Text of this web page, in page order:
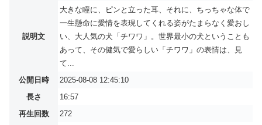
説明文
大きな瞳に、ピンと立った耳、それに、ちっちゃな体で
一生懸命に愛情を表現してくれる姿がたまらなく愛おし
い、大人気の犬「チワワ」。世界最小の犬ということも
あって、その健気で愛らしい「チワワ」の表情は、見
て...
公開日時
2025-08-08 12:45:10
長さ
16:57
再生回数
272